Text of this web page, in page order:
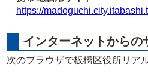
https://
インターネットから
次のブラウザで板橋区役所リア